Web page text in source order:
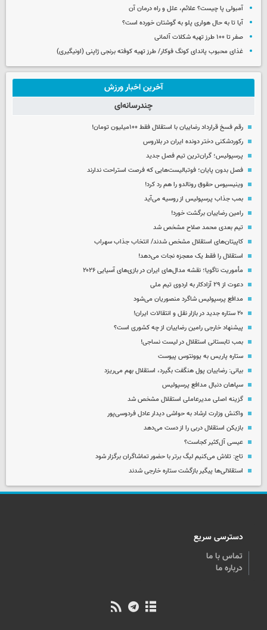
آمبولی پا چیست؟ علائم، علل و راه درمان آن
آیا تا به حال هواری پلو به گوشتان خورده است؟
صفر تا ۱۰۰ طرز تهیه شکلات آلمانی
غذای محبوب پاندای کونگ فوکار/ طرز تهیه کوفته برنجی ژاپنی (اونیگیری)
آخرین اخبار ورزش
چندرسانه‌ای
رقم فسخ قرارداد رضاییان با استقلال فقط ۱۰۰میلیون تومان!
رکوردشکنی دختر دونده ایران در بلاروس
پرسپولیس؛ گران‌ترین تیم فصل جدید
فصل بدون پایان؛ فوتبالیست‌هایی که فرصت استراحت ندارند
وینیسیوس حقوق رونالدو را هم رد کرد!
بمب جذاب پرسپولیس از روسیه می‌آید
رامین رضاییان برگشت خورد!
تیم بعدی محمد صلاح مشخص شد
کاپیتان‌های استقلال مشخص شدند/ انتخاب جذاب سهراب
استقلال را فقط یک معجزه نجات می‌دهد!
مأموریت ناگویا؛ نقشه مدال‌های ایران در بازی‌های آسیایی ۲۰۲۶
دعوت از ۲۹ آزادکار به اردوی تیم ملی
مدافع پرسپولیس شاگرد منصوریان می‌شود
۲۰ ستاره جدید در بازار نقل و انتقالات ایران!
پیشنهاد خارجی رامین رضاییان از چه کشوری است؟
بمب تابستانی استقلال در لیست نساجی!
ستاره پاریس به یوونتوس پیوست
بیانی: رضاییان پول هنگفت بگیرد، استقلال بهم می‌ریزد
سپاهان دنبال مدافع پرسپولیس
گزینه اصلی مدیرعاملی استقلال مشخص شد
واکنش وزارت ارشاد به حواشی دیدار عادل فردوسی‌پور
بازیکن استقلال دربی را از دست می‌دهد
عیسی آل‌کثیر کجاست؟
تاج: تلاش می‌کنیم لیگ برتر با حضور تماشاگران برگزار شود
استقلالی‌ها پیگیر بازگشت ستاره خارجی شدند
دسترسی سریع
تماس با ما
درباره ما